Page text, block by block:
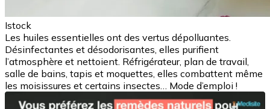
Istock
Les huiles essentielles ont des vertus dépolluantes.
Désinfectantes et désodorisantes, elles purifient
l’atmosphère et nettoient. Réfrigérateur, plan de travail,
salle de bains, tapis et moquettes, elles combattent même
les moisissures et certains insectes… Mode d’emploi !